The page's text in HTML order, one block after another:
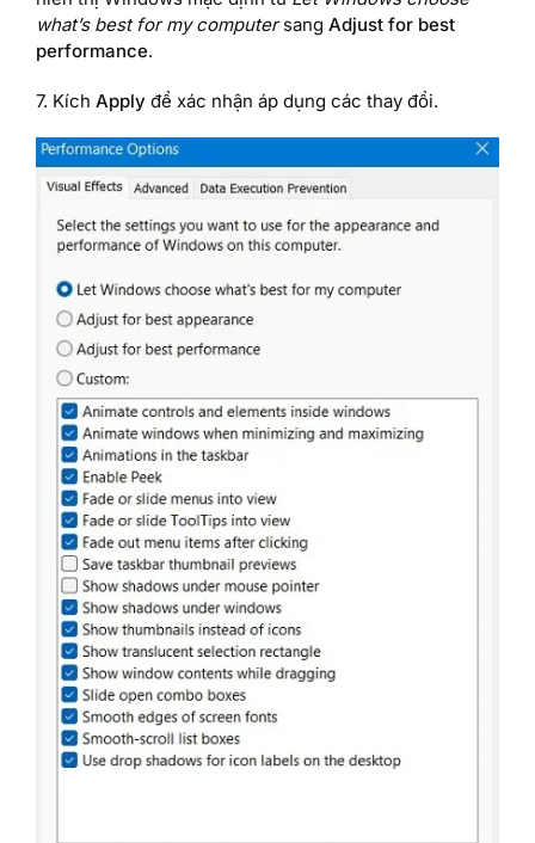
what’s best for my computersang Adjust for best
performance.
7. Kích Apply để xác nhận áp dụng các thay đổi.